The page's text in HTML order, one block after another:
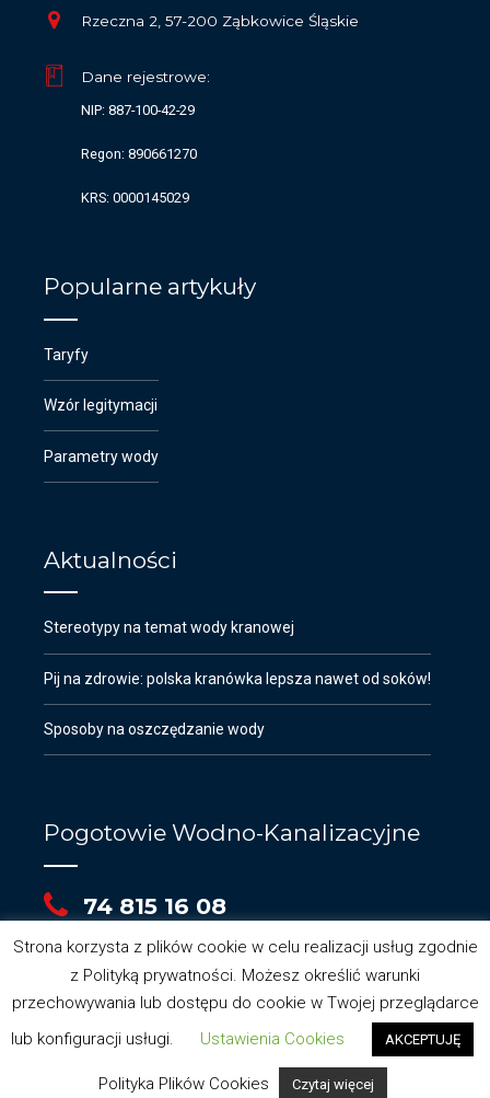
Rzeczna 2, 57-200 Ząbkowice Śląskie
Dane rejestrowe:
NIP: 887-100-42-29
Regon: 890661270
KRS: 0000145029
Popularne artykuły
Taryfy
Wzór legitymacji
Parametry wody
Aktualności
Stereotypy na temat wody kranowej
Pij na zdrowie: polska kranówka lepsza nawet od soków!
Sposoby na oszczędzanie wody
Pogotowie Wodno-Kanalizacyjne
74 815 16 08
Opracowanie: Alink Multimedia @ 2019
Strona korzysta z plików cookie w celu realizacji usług zgodnie
z Polityką prywatności. Możesz określić warunki
przechowywania lub dostępu do cookie w Twojej przeglądarce
lub konfiguracji usługi.
Ustawienia Cookies AKCEPTUJĘ
Polityka Plików Cookies Czytaj więcej